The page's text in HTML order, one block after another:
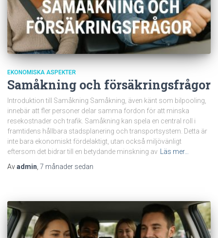
EKONOMISKA ASPEKTER
Samåkning och försäkringsfrågor
Introduktion till Samåkning Samåkning, även känt som bilpooling,
innebär att fler personer delar samma fordon för att minska
resekostnader och trafik. Samåkning kan spela en central roll i
framtidens hållbara stadsplanering och transportsystem. Detta är
inte bara ekonomiskt fördelaktigt, utan också miljövänligt
eftersom det bidrar till en betydande minskning av
Läs mer…
Avadmin 7 månader sedan